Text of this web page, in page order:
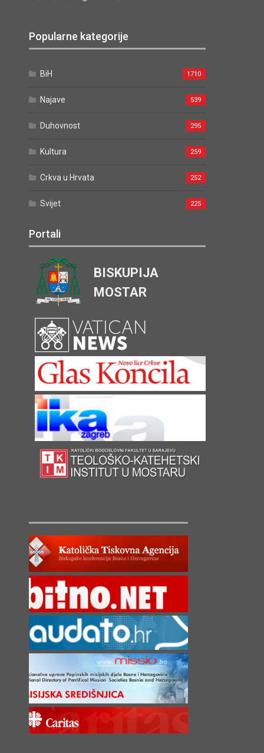
Popularne kategorije
BiH 1710
Najave 539
Duhovnost 295
Kultura 259
Crkva u Hrvata 252
Svijet 225
Portali
BISKUPIJA
MOSTAR